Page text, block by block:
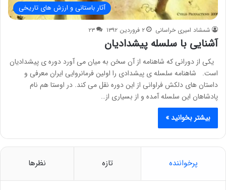
آثار باستانی و ارزش های تاریخی
شمشاد امیری خراسانی ۲ فروردین ۱۳۹۲ ۲۳
آشنایی با سلسله پیشدادیان
یکی از دورانی که شاهنامه از آن سخن به میان می آورد دوره ی پیشدادیان
است. شاهنامه سلسله ی پیشدادی را اولین فرمانروایی ایران معرفی و
داستان های دلکش فراوانی از این دوره نقل می کند. در اوستا هم نام
پادشاهان این سلسله آمده و از بسیاری از…
بیشتر بخوانید »
پرخواننده تازه نظرها